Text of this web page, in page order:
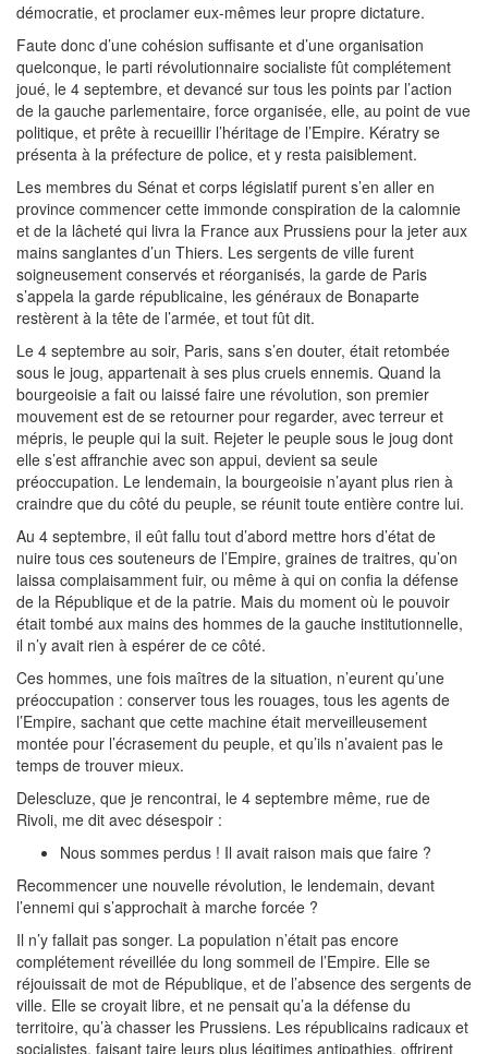
démocratie, et proclamer eux-mêmes leur propre dictature.
Faute donc d’une cohésion suffisante et d’une organisation
quelconque, le parti révolutionnaire socialiste fût complétement
joué, le 4 septembre, et devancé sur tous les points par l’action
de la gauche parlementaire, force organisée, elle, au point de vue
politique, et prête à recueillir l’héritage de l’Empire. Kératry se
présenta à la préfecture de police, et y resta paisiblement.
Les membres du Sénat et corps législatif purent s’en aller en
province commencer cette immonde conspiration de la calomnie
et de la lâcheté qui livra la France aux Prussiens pour la jeter aux
mains sanglantes d’un Thiers. Les sergents de ville furent
soigneusement conservés et réorganisés, la garde de Paris
s’appela la garde républicaine, les généraux de Bonaparte
restèrent à la tête de l’armée, et tout fût dit.
Le 4 septembre au soir, Paris, sans s’en douter, était retombée
sous le joug, appartenait à ses plus cruels ennemis. Quand la
bourgeoisie a fait ou laissé faire une révolution, son premier
mouvement est de se retourner pour regarder, avec terreur et
mépris, le peuple qui la suit. Rejeter le peuple sous le joug dont
elle s’est affranchie avec son appui, devient sa seule
préoccupation. Le lendemain, la bourgeoisie n’ayant plus rien à
craindre que du côté du peuple, se réunit toute entière contre lui.
Au 4 septembre, il eût fallu tout d’abord mettre hors d’état de
nuire tous ces souteneurs de l’Empire, graines de traitres, qu’on
laissa complaisamment fuir, ou même à qui on confia la défense
de la République et de la patrie. Mais du moment où le pouvoir
était tombé aux mains des hommes de la gauche institutionnelle,
il n’y avait rien à espérer de ce côté.
Ces hommes, une fois maîtres de la situation, n’eurent qu’une
préoccupation : conserver tous les rouages, tous les agents de
l’Empire, sachant que cette machine était merveilleusement
montée pour l’écrasement du peuple, et qu’ils n’avaient pas le
temps de trouver mieux.
Delescluze, que je rencontrai, le 4 septembre même, rue de
Rivoli, me dit avec désespoir :
Nous sommes perdus ! Il avait raison mais que faire ?
Recommencer une nouvelle révolution, le lendemain, devant
l’ennemi qui s’approchait à marche forcée ?
Il n’y fallait pas songer. La population n’était pas encore
complétement réveillée du long sommeil de l’Empire. Elle se
réjouissait de mot de République, et de l’absence des sergents de
ville. Elle se croyait libre, et ne pensait qu’a la défense du
territoire, qu’à chasser les Prussiens. Les républicains radicaux et
socialistes, faisant taire leurs plus légitimes antipathies, offrirent